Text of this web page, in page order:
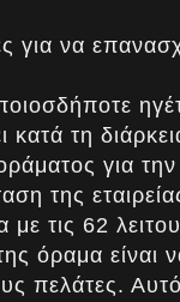
για να
τη
για την
της
τις 62
όραμα είναι
πελάτες.